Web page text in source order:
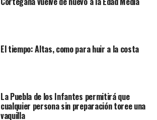
El tiempo: Altas, como para huir a la costa
La Puebla de los Infantes permitirá que
cualquier persona sin preparación toree una
vaquilla